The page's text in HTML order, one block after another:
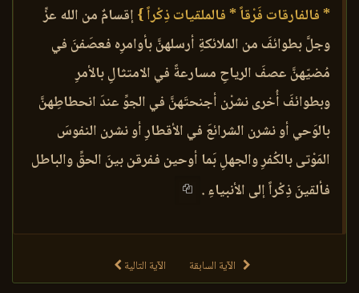
* فالفارقات فَرْقاً * فالملقيات ذِكْراً }إقسامٌ من الله عزِّ
وجلَّ بطوائفَ من الملائكةِ أرسلهنَّ بأوامرِه فعصَفنَ في
مُضيّهنَّ عصفَ الرياحِ مسارعةً في الامتثالِ بالأمرِ
وبطوائفَ أُخرى نشرْن أجنحتَهنَّ في الجوِّ عندَ انحطاطِهنَّ
بالوَحي أو نشرن الشرائعَ في الأقطارِ أو نشرن النفوسَ
المَوْتى بالكُفرِ والجهلِ بَما أوحين ففرقن بينَ الحقِّ والباطل
فألقينَ ذِكْراً إلى الأنبياءِ .
الآية السابقة الآية التالية